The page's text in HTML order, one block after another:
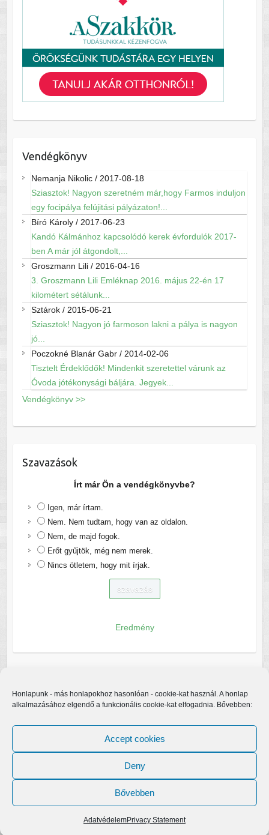
Honlapunk - más honlapokhoz hasonlóan - cookie-kat használ. A honlap
alkalmazásához elgendő a funkcionális cookie-kat elfogadnia. Bővebben:
Accept cookies
Deny
Bővebben
AdatvédelemPrivacy Statement
Vendégkönyv
Nemanja Nikolic/ 2017-08-18
Sziasztok! Nagyon szeretném már,hogy Farmos induljon
egy focipálya felújitási pályázaton!...
Bíró Károly/ 2017-06-23
Kandó Kálmánhoz kapcsolódó kerek évfordulók 2017-
ben A már jól átgondolt,...
Groszmann Lili/ 2016-04-16
3. Groszmann Lili Emléknap 2016. május 22-én 17
kilométert sétálunk...
Sztárok/ 2015-06-21
Sziasztok! Nagyon jó farmoson lakni a pálya is nagyon
jó...
Poczokné Blanár Gabr/ 2014-02-06
Tisztelt Érdeklődők! Mindenkit szeretettel várunk az
Óvoda jótékonysági báljára. Jegyek...
Vendégkönyv >>
Szavazások
Írt már Ön a vendégkönyvbe?
Igen, már írtam.
Nem. Nem tudtam, hogy van az oldalon.
Nem, de majd fogok.
Erőt gyűjtök, még nem merek.
Nincs ötletem, hogy mit írjak.
Eredmény
Egerfarmos.hu. A sablont készítette:
WordPress